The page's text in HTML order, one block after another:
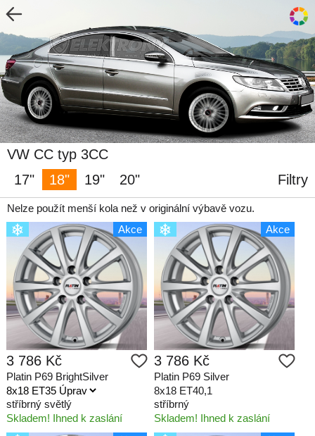
VW CC typ 3CC
17"
18" 19" 20" Filtry
Nelze použít menší kola než v originální výbavě vozu.
Akce
3 786 Kč
Platin P69 BrightSilver
stříbrný světlý
Skladem! Ihned k zaslání
Akce
3 786 Kč
Platin P69 Silver
8x18 ET40,1
stříbrný
Skladem! Ihned k zaslání